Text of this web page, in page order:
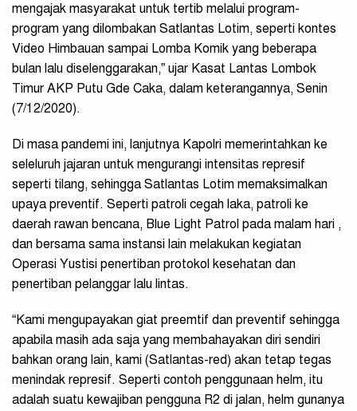
mengajak masyarakat untuk tertib melalui program-
program yang dilombakan Satlantas Lotim, seperti kontes
Video Himbauan sampai Lomba Komik yang beberapa
bulan lalu diselenggarakan,” ujar Kasat Lantas Lombok
Timur AKP Putu Gde Caka, dalam keterangannya, Senin
(7/12/2020).
Di masa pandemi ini, lanjutnya Kapolri memerintahkan ke
seleluruh jajaran untuk mengurangi intensitas represif
seperti tilang, sehingga Satlantas Lotim memaksimalkan
upaya preventif. Seperti patroli cegah laka, patroli ke
daerah rawan bencana, Blue Light Patrol pada malam hari ,
dan bersama sama instansi lain melakukan kegiatan
Operasi Yustisi penertiban protokol kesehatan dan
penertiban pelanggar lalu lintas.
“Kami mengupayakan giat preemtif dan preventif sehingga
apabila masih ada saja yang membahayakan diri sendiri
bahkan orang lain, kami (Satlantas-red) akan tetap tegas
menindak represif. Seperti contoh penggunaan helm, itu
adalah suatu kewajiban pengguna R2 di jalan, helm gunanya